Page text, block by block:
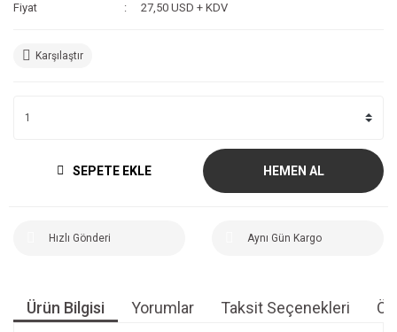
Fiyat 27,50 USD + KDV
Karşılaştır
SEPETE EKLE HEMEN AL
Hızlı Gönderi Aynı Gün Kargo
Ürün Bilgisi Yorumlar Taksit Seçenekleri